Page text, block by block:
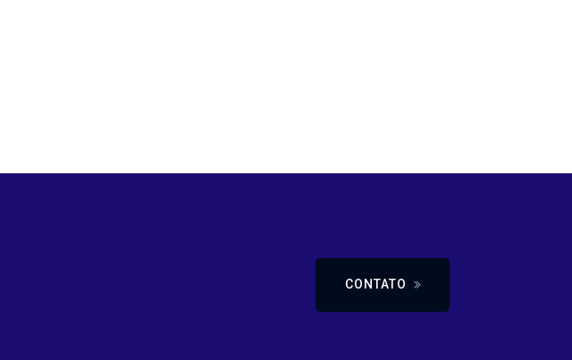
CONTATO